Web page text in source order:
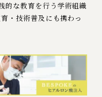
的な教育を行う学術組織
・技術普及にも携わっ